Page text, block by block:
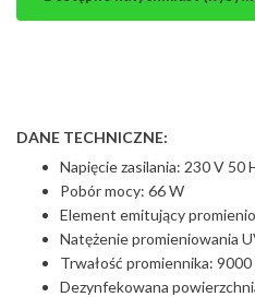
DANE TECHNICZNE:
Napięcie zasilania: 230 V 50
Pobór mocy: 66 W
Element emitujący
Natężenie promieniowania
Trwałość promiennika: 9000
Dezynfekowana